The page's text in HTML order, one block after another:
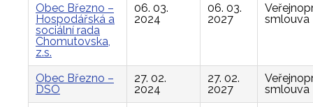
Obec Březno –
Hospodářská a
sociální rada
Chomutovska,
z.s.
06. 03.
2024
06. 03.
2027
smlouva
Obec Březno –
DSO
27. 02.
2024
27. 02.
2027
smlouva